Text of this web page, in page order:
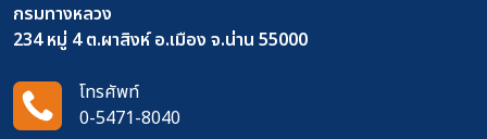
กรมทางหลวง
234 หมู่ 4 ต.ผาสิงห์ อ.เมือง จ.น่าน 55000
โทรศัพท์
0-5471-8040